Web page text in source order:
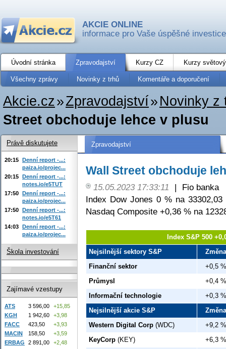
AKCIE ONLINE
informace pro Vaše úspěšné investice
Úvodní stránka Zpravodajství Kurzy CZ Kurzy
Všechny zprávy Novinky z trhů Komentáře a doporučení
Akcie.cz»Zpravodajství» Novinky z
Street obchoduje lehce v plusu
Zpravodajství
Wall Street obchoduje
15.05.2023 17:33:11 |
Fio banka
Index Dow Jones 0 % na
Nasdaq Composite +0,36 % na
Index S&P 500
Nejsilnější sektory S&P
Změna
Finanční sektor
+0,5 %
Průmysl
+0,4 %
Informační technologie
+0,3 %
Nejsilnější akcie S&P
Změna
Western Digital Corp (WDC)
+9,2 %
KeyCorp (KEY)
+6,3 %
Právě diskutujete
20:15 Denní report -...:
paiza.io/projec...
20:15 Denní report -...:
notes.io/e5TUT
17:50 Denní report -...:
paiza.io/projec...
17:50 Denní report -...:
notes.io/e5T61
14:03 Denní report -...:
paiza.io/projec...
Škola investování
Zajímavé vzestupy
ATS 3 596,00
+15,85
KGH
1 942,60
+3,98
FACC
423,50
+3,93
MACIN
158,50
+3,59
ERBAG
2 891,00 +2,48